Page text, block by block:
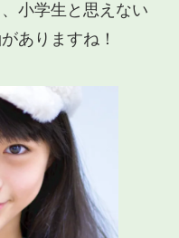
小学生と思えない
ありますね！